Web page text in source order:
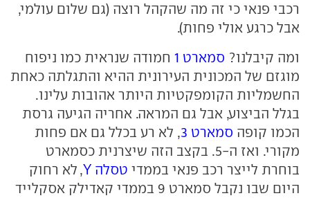
רכבי פנאי כי זה מה שהקהל רוצה (גם שלום עולמי,
אבל כרגע אולי פחות).
ומה קיבלנו? סמארט 1
חמודה שנראית כמו ניפוח
מוגזם של המכונית העירונית ההיא והתגלתה כאחת
החשמליות הקומפקטיות היותר אהובות עלינו.
בגלל הביצוע, אבל גם המראה. אחריה הגיעה גרסת
הכמו קופה סמארט 3
, לא רע בכלל גם אם פחות
מקורי. ואז ה-5. בקצב הזה שיצרנית כסמארט
בוחרת לייצר רכב פנאי בממדי טסלה Y
, לא רחוק
היום שבו נקבל סמארט 9 בממדי קאדילק אסקלייד